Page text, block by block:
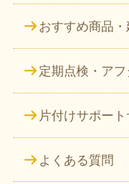
おすすめ商品・
定期点検・ア
片付けサポート
よくある質問